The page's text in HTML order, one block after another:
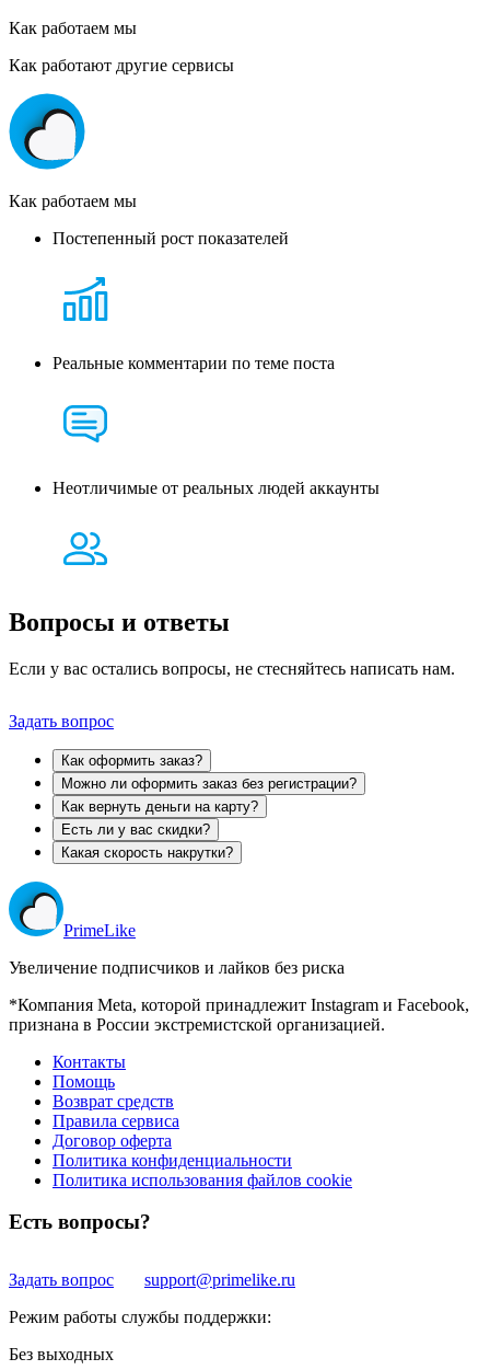
Как работаем мы
Как работают другие сервисы
Как работаем мы
Постепенный рост показателей
Реальные комментарии по теме поста
Неотличимые от реальных людей аккаунты
Вопросы и ответы
Если у вас остались вопросы, не стесняйтесь написать нам.
Задать вопрос
Как оформить заказ?
Можно ли оформить заказ без регистрации?
Как вернуть деньги на карту?
Есть ли у вас скидки?
Какая скорость накрутки?
PrimeLike
Увеличение подписчиков и лайков без риска
*Компания Meta, которой принадлежит Instagram и Facebook,
признана в России экстремистской организацией.
Контакты
Помощь
Возврат средств
Правила сервиса
Договор оферта
Политика конфиденциальности
Политика использования файлов cookie
Есть вопросы?
Задать вопрос
support@primelike.ru
Режим работы службы поддержки:
Без выходных